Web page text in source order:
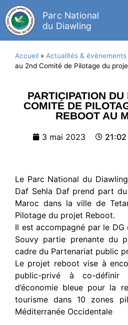
Parc National
du Diawling
Accueil » Actualités & évènements
au 2nd Comité de Pilotage du
PARTICIPATION
COMITÉ DE
REBOOT AU
3 mai 2023 21:02
Le Parc National du
Daf Sehla Daf prend part
Maroc dans la ville de
Pilotage du projet Reboot.
Il est accompagné par le DG
Souvy partie prenante du
cadre du Partenariat public
Le projet reboot vise à
public-privé à co-définir
d’économie bleue pour la
tourisme dans 10 zones
Méditerranée Occidentale